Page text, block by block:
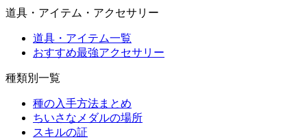
道具・アイテム・アクセサリー
道具・アイテム一覧
おすすめ最強アクセサリー
種類別一覧
種の入手方法まとめ
ちいさなメダルの場所
スキルの証